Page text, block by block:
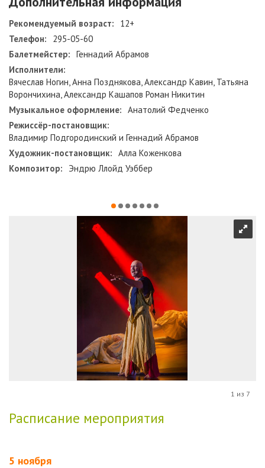
Рекомендуемый возраст:
12+
Телефон:
295-05-60
Балетмейстер: Геннадий Абрамов
Исполнители:
Вячеслав Ногин, Анна Позднякова, Александр Кавин, Татьяна
Ворончихина, Александр Кашапов Роман Никитин
Музыкальное оформление: Анатолий Федченко
Режиссёр-постановщик:
Владимир Подгородинский и Геннадий Абрамов
Художник-постановщик: Алла Коженкова
Композитор:
Эндрю Ллойд Уэббер
1 из 7
Расписание мероприятия
5 ноября